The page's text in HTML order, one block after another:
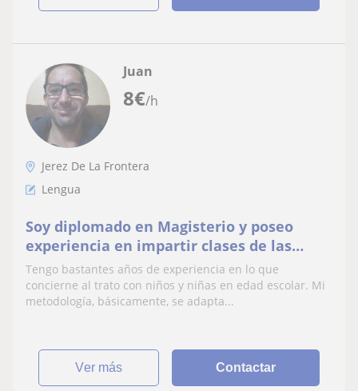
8€/h
Juan
Jerez De La Frontera
Lengua
Soy diplomado en Magisterio y poseo
experiencia en impartir clases de las
diferentes materias de Educación
Primaria
Tengo bastantes años de experiencia en lo que
concierne al trato con niños y niñas en edad escolar. Mi
metodología, básicamente, se adapta...
ver más Contactar